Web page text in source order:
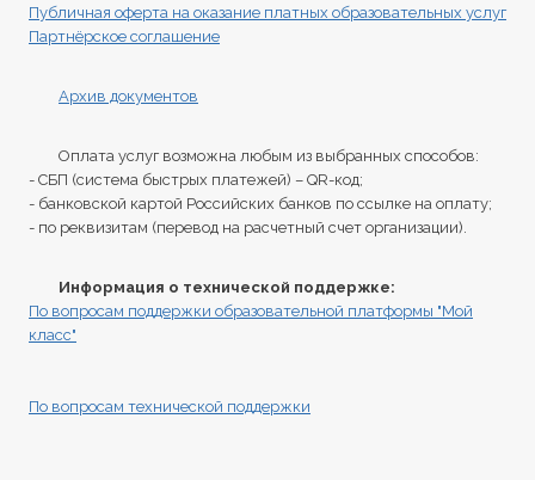
Публичная оферта на оказание платных образовательных услуг
Партнёрское соглашение
Архив документов
Оплата услуг возможна любым из выбранных способов:
- СБП (система быстрых платежей) – QR-код;
- банковской картой Российских банков по ссылке на оплату;
- по реквизитам (перевод на расчетный счет организации).
Информация о технической поддержке:
По вопросам поддержки образовательной платформы "Мой
класс"
По вопросам технической поддержки